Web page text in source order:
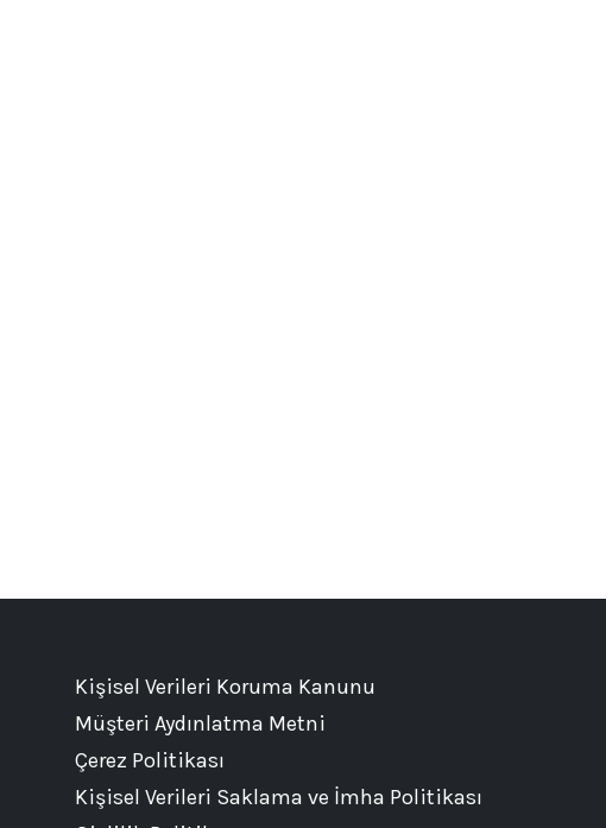
Kişisel Verileri Koruma Kanunu
Müşteri Aydınlatma Metni
Çerez Politikası
Kişisel Verileri Saklama ve İmha Politikası